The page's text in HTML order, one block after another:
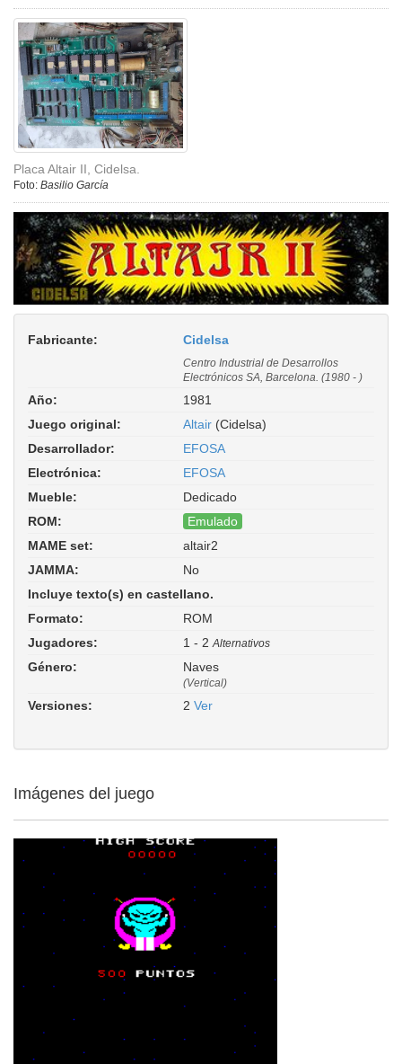
Placa Altair II, Cidelsa.
Foto: Basilio García
Fabricante: Cidelsa
Centro Industrial de Desarrollos
Electrónicos SA, Barcelona. (1980 - )
Año:
1981
Juego original:
Altair (Cidelsa)
Desarrollador:
EFOSA
Electrónica:
EFOSA
Mueble:
Dedicado
ROM:
Emulado
MAME set:
altair2
JAMMA:
No
Incluye texto(s) en castellano.
Formato:
ROM
Jugadores:
1 - 2 Alternativos
Género: Naves
(Vertical)
Versiones: 2 Ver
Imágenes del juego